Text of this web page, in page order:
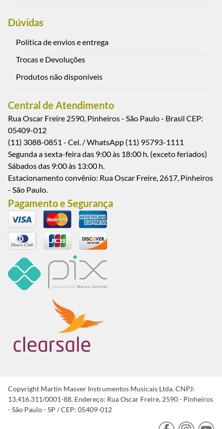
Assine nossa newsletter!
Quero receber
Institucional
Sobre a empresa
Politica de Privacidade
Contacto
Dúvidas
Política de envios e entrega
Trocas e Devoluções
Produtos não disponíveis
Central de Atendimento
Rua Oscar Freire 2590, Pinheiros - São Paulo - Brasil CEP:
Sábados das 9:00 às 13:00 h.
Estacionamento convênio: Rua Oscar Freire, 2617, Pinheiros